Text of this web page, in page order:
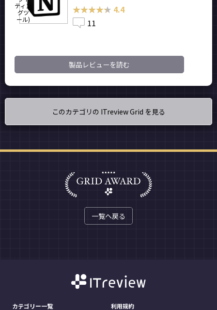
★★★★★
★★★★★ 4.4
11
製品レビューを読む
このカテゴリの ITreview Grid を見る
一覧へ戻る
カテゴリー一覧 利用規約